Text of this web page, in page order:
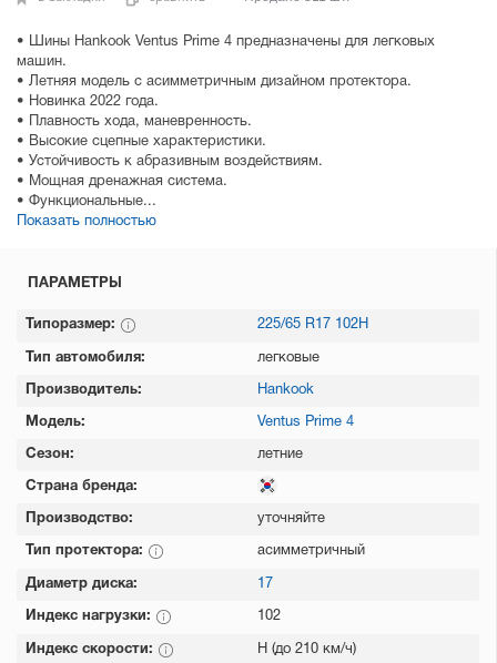
• Шины Hankook Ventus Prime 4 предназначены для легковых
машин.
• Летняя модель с асимметричным дизайном протектора.
• Новинка 2022 года.
• Плавность хода, маневренность.
• Высокие сцепные характеристики.
• Устойчивость к абразивным воздействиям.
• Мощная дренажная система.
• Функциональные...
Показать полностью
ПАРАМЕТРЫ
Типоразмер: 225/65 R17 102H
Тип автомобиля: легковые
Производитель: Hankook
Модель: Ventus Prime 4
Сезон: летние
Страна бренда:
Производство: уточняйте
Тип протектора: асимметричный
Диаметр диска: 17
Индекс нагрузки: 102
Индекс скорости: H (до 210 км/ч)